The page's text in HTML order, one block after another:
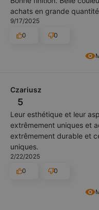
achats en grande
9/17/2025
0
0
Czariusz
5
Leur esthétique et leur
extrêmement uniques et
extrêmement durable et
uniques.
2/22/2025
0
0